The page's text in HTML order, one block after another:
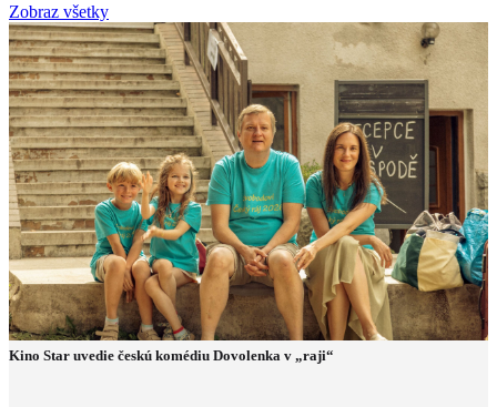
Zobraz všetky
Kino Star uvedie českú komédiu Dovolenka v „raji“